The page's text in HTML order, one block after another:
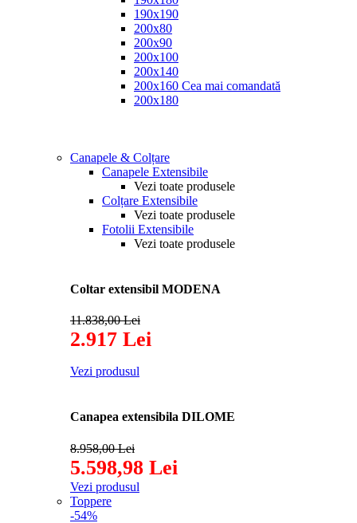
190x190
200x80
200x90
200x100
200x140
200x160 Cea mai comandată
200x180
Canapele & Colțare
Canapele Extensibile
Vezi toate produsele
Colțare Extensibile
Vezi toate produsele
Fotolii Extensibile
Vezi toate produsele
Coltar extensibil MODENA
11.838,00 Lei
2.917 Lei
Vezi produsul
Canapea extensibila DILOME
8.958,00 Lei
5.598,98 Lei
Vezi produsul
Toppere
-54%